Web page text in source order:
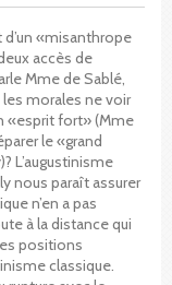
«misanthrope
accès de
Mme de Sablé,
les morales ne voir
«esprit fort» (Mme
le «grand
L’augustinisme
nous paraît assurer
n’en a pas
à la distance qui
positions
classique.